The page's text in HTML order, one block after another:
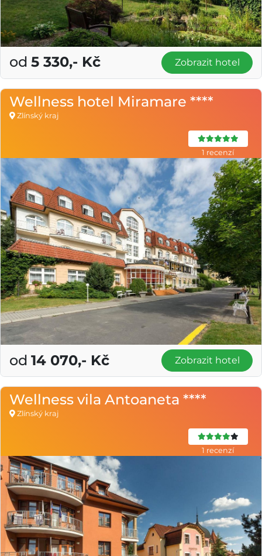
od 5 330,- Kč Zobrazit hotel
Wellness hotel Miramare ****
Zlínský kraj
1 recenzí
od 14 070,- Kč Zobrazit hotel
Wellness vila Antoaneta ****
Zlínský kraj
1 recenzí